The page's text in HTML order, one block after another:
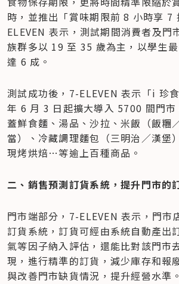
時，並推出「賞味期限前 8 小時享 7
ELEVEN 表示，測試期間消費者及門
族群多以 19 至 35 歲為主，以學生
達 6 成。
測試成功後，7-ELEVEN 表示「i 珍
年 6 月 3 日起擴大導入 5700 間門市
蓋鮮食麵、湯品、沙拉、米飯（飯糰
當）、冷藏調理麵包（三明治／漢堡
現烤烘焙…等逾上百種商品。
二、銷售預測訂貨系統，提升門市的
門市端部分，7-ELEVEN 表示，門市
訂貨系統，訂貨可經由系統自動產出
氣等因子納入評估，還能比對該門市
現，進行精準的訂貨，減少庫存和報
與改善門市缺貨情況，提升經營水準。